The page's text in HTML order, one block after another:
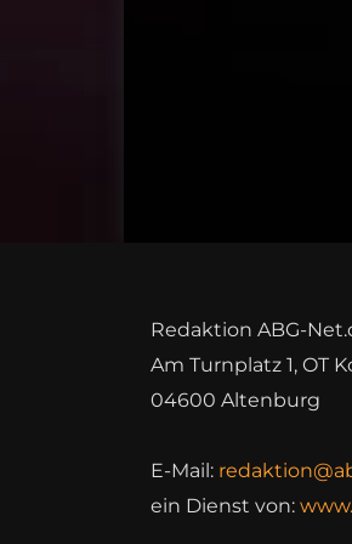
Redaktion ABG-
Am Turnplatz 1, OT
04600 Altenburg
E-Mail:
ein Dienst von: